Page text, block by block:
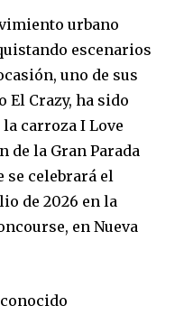
urbano
escenarios
uno de sus
Crazy, ha sido
carroza I Love
de la Gran Parada
se celebrará el
de 2026 en la
en Nueva